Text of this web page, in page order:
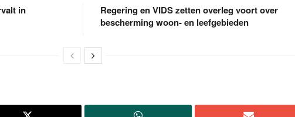
in
Regering en VIDS zetten overleg voort over
bescherming woon- en leefgebieden